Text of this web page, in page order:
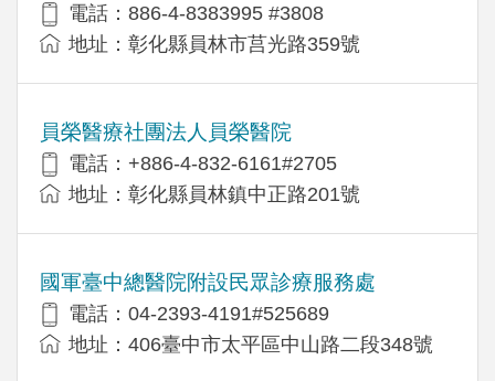
電話：886-4-8383995 #3808
地址：彰化縣員林市莒光路359號
員榮醫療社團法人員榮醫院
電話：+886-4-832-6161#2705
地址：彰化縣員林鎮中正路201號
國軍臺中總醫院附設民眾診療服務處
電話：04-2393-4191#525689
地址：406臺中市太平區中山路二段348號